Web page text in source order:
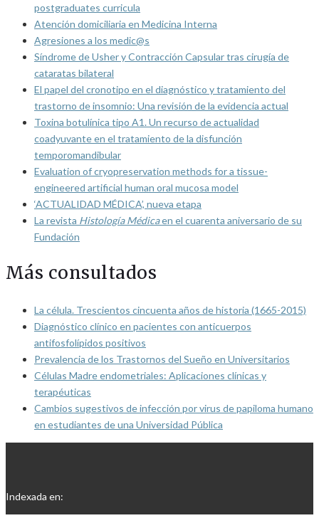
postgraduates curricula
Atención domiciliaria en Medicina Interna
Agresiones a los medic@s
Síndrome de Usher y Contracción Capsular tras cirugía de
cataratas bilateral
El papel del cronotipo en el diagnóstico y tratamiento del
trastorno de insomnio: Una revisión de la evidencia actual
Toxina botulínica tipo A1. Un recurso de actualidad
coadyuvante en el tratamiento de la disfunción
temporomandibular
Evaluation of cryopreservation methods for a tissue-
engineered artificial human oral mucosa model
‘ACTUALIDAD MÉDICA’, nueva etapa
La revista Histología Médicaen el cuarenta aniversario de su
Fundación
Más consultados
La célula. Trescientos cincuenta años de historia (1665-2015)
Diagnóstico clínico en pacientes con anticuerpos
antifosfolípidos positivos
Prevalencia de los Trastornos del Sueño en Universitarios
Células Madre endometriales: Aplicaciones clínicas y
terapéuticas
Cambios sugestivos de infección por virus de papiloma humano
en estudiantes de una Universidad Pública
Indexada en: